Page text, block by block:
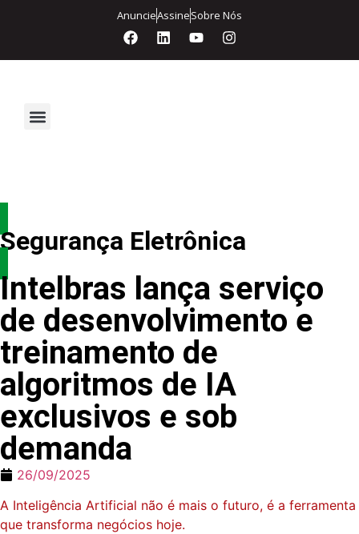
AnuncieAssineSobre Nós
Segurança Eletrônica
Intelbras lança serviço
de desenvolvimento e
treinamento de
algoritmos de IA
exclusivos e sob
demanda
26/09/2025
A Inteligência Artificial não é mais o futuro, é a ferramenta
que transforma negócios hoje.